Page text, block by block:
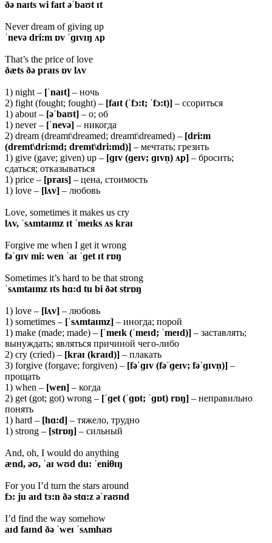
ðə naɪts wi faɪt əˈbaʊt ɪt
Never dream of giving up
ˈnevə dri:m ɒv ˈɡɪvɪŋ ʌp
That’s the price of love
ðæts ðə praɪs ɒv lʌv
1) night – [ˈnaɪt] – ночь
2) fight (fought; fought) – [faɪt (ˈfɔ:t; ˈfɔ:t)] – ссориться
1) about – [əˈbaʊt] – о; об
1) never – [ˈnevə] – никогда
2) dream (dreamt\dreamed; dreamt\dreamed) – [dri:m
(dremt\dri:md; dremt\dri:md)] – мечтать; грезить
1) give (gave; given) up – [ɡɪv (ɡeɪv; ɡɪvn̩) ʌp] – бросить;
сдаться; отказываться
1) price – [praɪs] – цена, стоимость
1) love – [lʌv] – любовь
Love, sometimes it makes us cry
lʌv, ˈsʌmtaɪmz ɪt ˈmeɪks ʌs kraɪ
Forgive me when I get it wrong
fəˈɡɪv mi: wen ˈaɪ ˈɡet ɪt rɒŋ
Sometimes it’s hard to be that strong
ˈsʌmtaɪmz ɪts hɑ:d tu bi ðət strɒŋ
1) love – [lʌv] – любовь
1) sometimes – [ˈsʌmtaɪmz] – иногда; порой
1) make (made; made) – [ˈmeɪk (ˈmeɪd; ˈmeɪd)] – заставлять;
вынуждать; являться причиной чего-либо
2) cry (cried) – [kraɪ (kraɪd)] – плакать
3) forgive (forgave; forgiven) – [fəˈɡɪv (fəˈɡeɪv; fəˈɡɪvn̩)] –
прощать
1) when – [wen] – когда
2) get (got; got) wrong – [ˈɡet (ˈɡɒt; ˈɡɒt) rɒŋ] – неправильно
понять
1) hard – [hɑ:d] – тяжело, трудно
1) strong – [strɒŋ] – сильный
And, oh, I would do anything
ænd, əʊ, ˈaɪ wʊd du: ˈeniθɪŋ
For you I’d turn the stars around
fɔ: ju aɪd tɜ:n ðə stɑ:z əˈraʊnd
I’d find the way somehow
aɪd faɪnd ðə ˈweɪ ˈsʌmhaʊ